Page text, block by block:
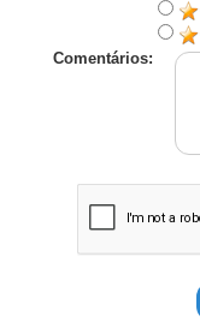
Comentários: